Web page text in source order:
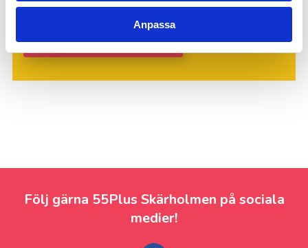
Anpassa
webbplatspolicy.
Ja! Skicka min förfrågan.
Följ gärna 55Plus Skärholmen på sociala
medier!